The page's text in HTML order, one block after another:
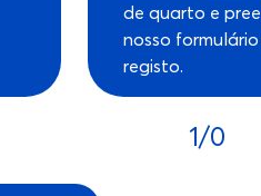
de quarto e
nosso
registo.
1/0